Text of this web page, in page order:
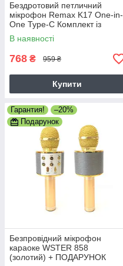
Бездротовий петличний
мікрофон Remax K17 One-in-
One Type-C Комплект із
зарядним кейсом
В наявності
768 ₴ 959 ₴
Купити
Гарантия!
–20%
Подарунок
Безпровідний мікрофон
караоке WSTER 858
(золотий) + ПОДАРУНОК